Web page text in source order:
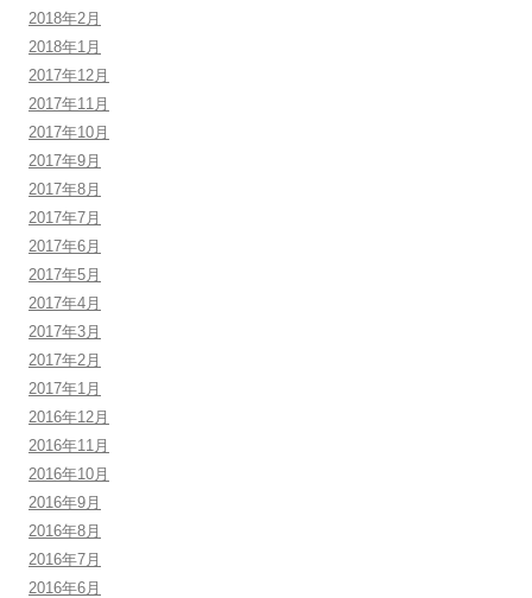
2018年2月
2018年1月
2017年12月
2017年11月
2017年10月
2017年9月
2017年8月
2017年7月
2017年6月
2017年5月
2017年4月
2017年3月
2017年2月
2017年1月
2016年12月
2016年11月
2016年10月
2016年9月
2016年8月
2016年7月
2016年6月